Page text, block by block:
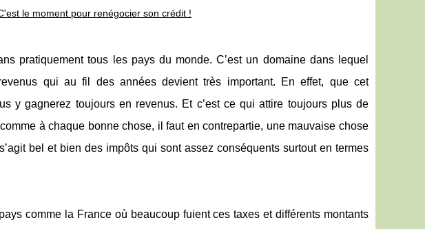
le moment pour renégocier son crédit !
pratiquement tous les pays du monde. C’est un domaine dans lequel
revenus qui au fil des années devient très important. En effet, que cet
y gagnerez toujours en revenus. Et c’est ce qui attire toujours plus de
à chaque bonne chose, il faut en contrepartie, une mauvaise chose
bel et bien des impôts qui sont assez conséquents surtout en termes
comme la France où beaucoup fuient ces taxes et différents montants